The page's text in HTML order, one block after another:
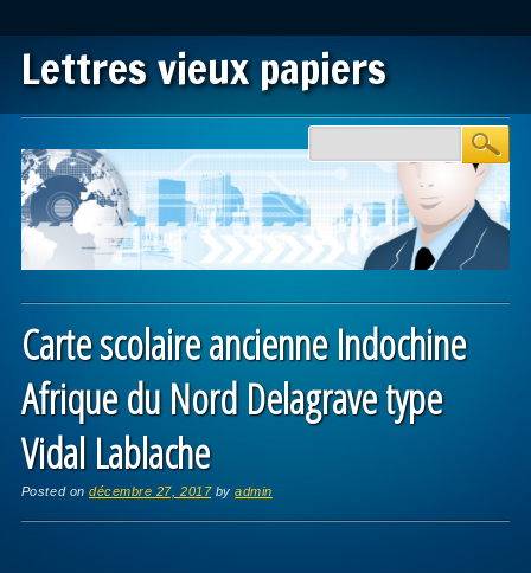
Lettres vieux papiers
Main menu
Carte scolaire ancienne Indochine
Afrique du Nord Delagrave type
Vidal Lablache
Posted ondécembre 27, 2017 byadmin